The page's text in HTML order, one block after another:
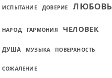
ИСПЫТАНИЕ ДОВЕРИЕ ЛЮБОВЬ
НАРОД ГАРМОНИЯ ЧЕЛОВЕК
ДУША МУЗЫКА ПОВЕРХНОСТЬ
СОЖАЛЕНИЕ